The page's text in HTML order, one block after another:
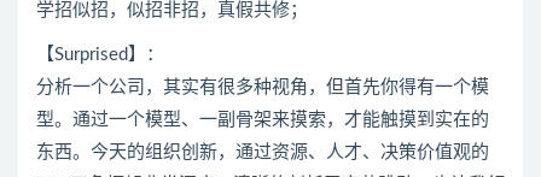
学招似招，似招非招，真假共修；
【Surprised】：
分析一个公司，其实有很多种视角，但首先你得有一个模
型。通过一个模型、一副骨架来摸索，才能触摸到实在的
东西。今天的组织创新，通过资源、人才、决策价值观的